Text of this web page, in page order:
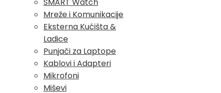
Mreže i Komunikacije
Eksterna Kućišta &
Ladice
Punjači za Laptope
Kablovi i Adapteri
Mikrofoni
Miševi